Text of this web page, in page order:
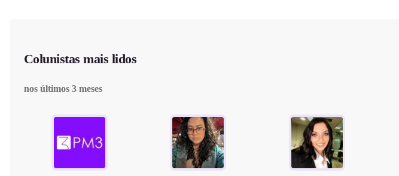
Colunistas mais lidos
nos últimos 3 meses